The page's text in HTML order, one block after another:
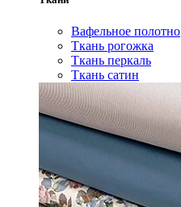
Вафельное полотно
Ткань рогожка
Ткань перкаль
Ткань сатин